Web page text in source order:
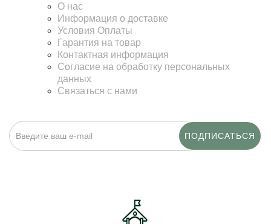
О нас
Информация о доставке
Условия Оплаты
Гарантия на товар
Контактная информация
Согласие на обработку персональных
данных
Связаться с нами
ПОДПИСАТЬСЯ